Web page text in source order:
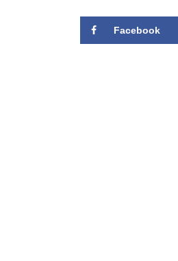
Facebook